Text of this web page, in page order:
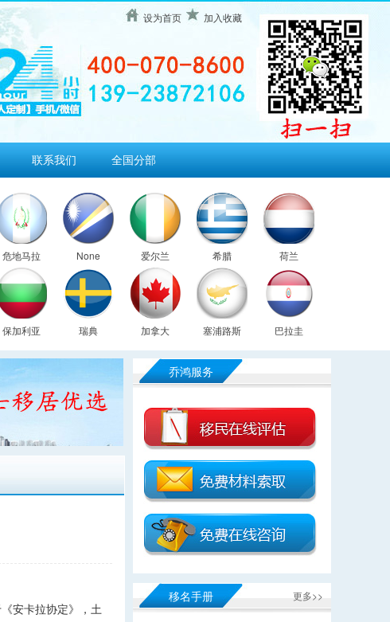
设为首页 加入收藏
联系我们 全国分部
危地马拉 None 爱尔兰 希腊 荷兰
保加利亚 瑞典 加拿大 塞浦路斯 巴拉圭
安卡拉协定》，土
乔鸿服务
更多>>
移名手册